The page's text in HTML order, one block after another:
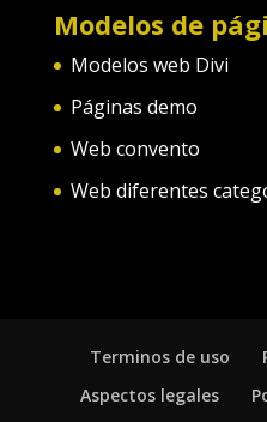
Modelos de
Modelos web Divi
Páginas demo
Web convento
Web diferentes
Terminos de uso
Aspectos legales